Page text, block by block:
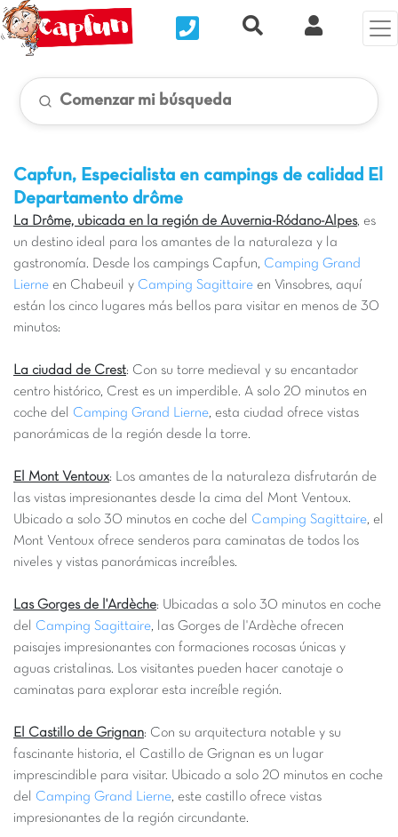
Nous contacterRecherche rapide
Mi
Comenzar mi búsqueda
Capfun, Especialista en campings de calidad
El
Departamento drôme
La Drôme, ubicada en la región de Auvernia-Ródano-Alpes, es
un destino ideal para los amantes de la naturaleza y la
gastronomía. Desde los campings Capfun, Camping Grand
Lierne en Chabeuil y Camping Sagittaire en Vinsobres, aquí
están los cinco lugares más bellos para visitar en menos de 30
minutos:
La ciudad de Crest: Con su torre medieval y su encantador
centro histórico, Crest es un imperdible. A solo 20 minutos en
coche del Camping Grand Lierne, esta ciudad ofrece vistas
panorámicas de la región desde la torre.
El Mont Ventoux: Los amantes de la naturaleza disfrutarán de
las vistas impresionantes desde la cima del Mont Ventoux.
Ubicado a solo 30 minutos en coche del Camping Sagittaire, el
Mont Ventoux ofrece senderos para caminatas de todos los
niveles y vistas panorámicas increíbles.
Las Gorges de l'Ardèche: Ubicadas a solo 30 minutos en coche
del Camping Sagittaire, las Gorges de l'Ardèche ofrecen
paisajes impresionantes con formaciones rocosas únicas y
aguas cristalinas. Los visitantes pueden hacer canotaje o
caminatas para explorar esta increíble región.
El Castillo de Grignan: Con su arquitectura notable y su
fascinante historia, el Castillo de Grignan es un lugar
imprescindible para visitar. Ubicado a solo 20 minutos en coche
del Camping Grand Lierne, este castillo ofrece vistas
impresionantes de la región circundante.